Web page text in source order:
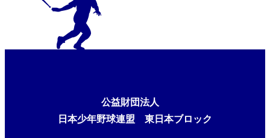
公益財団法人
日本少年野球連盟 東日本ブロック